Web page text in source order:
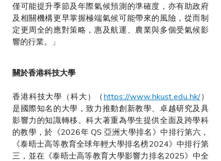
僅可能提升季節及年際氣候預測的準確度，亦有助政府
及相關機構更早掌握極端氣候可能帶來的風險，從而制
定更周全的應對策略，惠及航運、農業與多個受氣候影
響的行業。」
關於香港科技大學
香港科技大學（科大）（https://www.hkust.edu.hk/）
是國際知名的大學，致力推動創新教學、卓越研究及具
影響力的知識轉移。科大著重為學生提供全面及跨學科
的教學，於《2026年 QS 亞洲大學排名》中排行第六，
《泰晤士高等教育全球年輕大學排名榜2024》中排行第
三，並在《泰晤士高等教育大學影響力排名2025》中全